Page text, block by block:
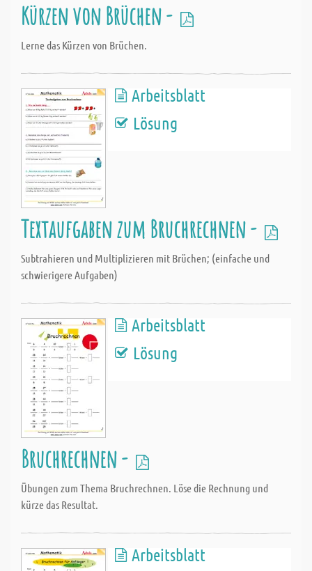
Kürzen von Brüchen -
Lerne das Kürzen von Brüchen.
Arbeitsblatt
Lösung
Textaufgaben zum Bruchrechnen -
Subtrahieren und Multiplizieren mit Brüchen; (einfache und
schwierigere Aufgaben)
Arbeitsblatt
Lösung
Bruchrechnen -
Übungen zum Thema Bruchrechnen. Löse die Rechnung und
kürze das Resultat.
Arbeitsblatt